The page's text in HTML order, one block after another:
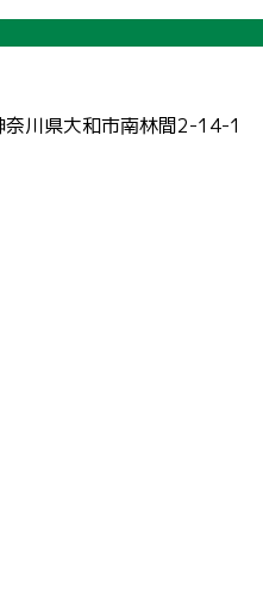
川県大和市南林間2-14-1